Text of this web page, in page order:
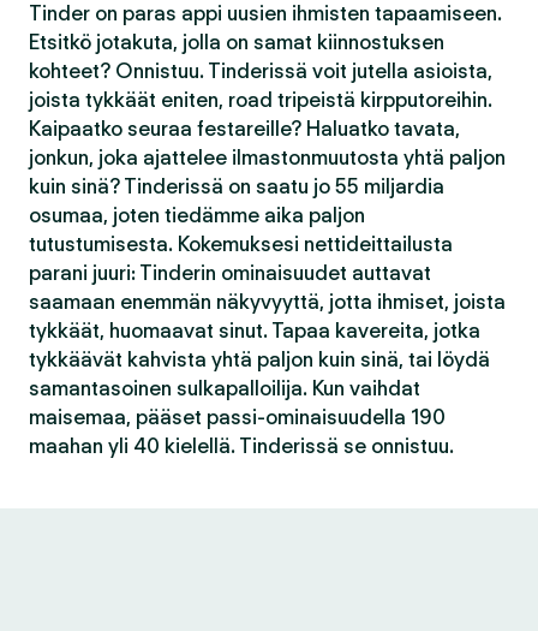
Tinder on paras appi uusien ihmisten tapaamiseen.
Etsitkö jotakuta, jolla on samat kiinnostuksen
kohteet? Onnistuu. Tinderissä voit jutella asioista,
joista tykkäät eniten, road tripeistä kirpputoreihin.
Kaipaatko seuraa festareille? Haluatko tavata,
jonkun, joka ajattelee ilmastonmuutosta yhtä paljon
kuin sinä? Tinderissä on saatu jo 55 miljardia
osumaa, joten tiedämme aika paljon
tutustumisesta. Kokemuksesi nettideittailusta
parani juuri: Tinderin ominaisuudet auttavat
saamaan enemmän näkyvyyttä, jotta ihmiset, joista
tykkäät, huomaavat sinut. Tapaa kavereita, jotka
tykkäävät kahvista yhtä paljon kuin sinä, tai löydä
samantasoinen sulkapalloilija. Kun vaihdat
maisemaa, pääset passi-ominaisuudella 190
maahan yli 40 kielellä. Tinderissä se onnistuu.